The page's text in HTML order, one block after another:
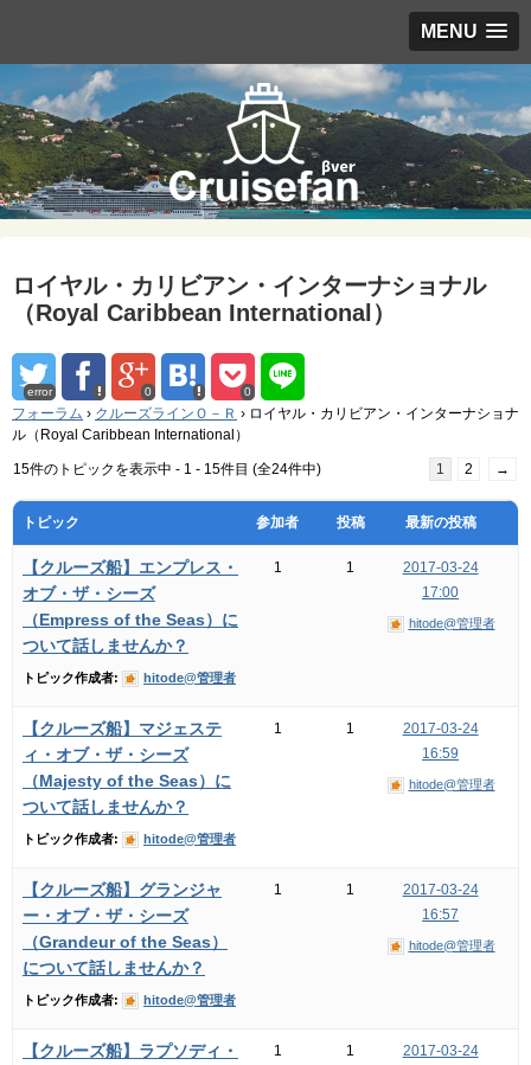
MENU
ロイヤル・カリビアン・インターナショナル
（Royal Caribbean International）
error 0 0
フォーラム › クルーズラインＯ－Ｒ › ロイヤル・カリビアン・インターナショナ
ル（Royal Caribbean International）
15件のトピックを表示中 - 1 - 15件目 (全24件中) 1 2 →
トピック 参加者 投稿 最新の投稿
【クルーズ船】エンプレス・
オブ・ザ・シーズ
（Empress of the Seas）に
ついて話しませんか？
トピック作成者: hitode@管理者
1 1
2017-03-24
17:00
hitode@管理者
【クルーズ船】マジェステ
ィ・オブ・ザ・シーズ
（Majesty of the Seas）に
ついて話しませんか？
トピック作成者: hitode@管理者
1 1
2017-03-24
16:59
hitode@管理者
【クルーズ船】グランジャ
ー・オブ・ザ・シーズ
（Grandeur of the Seas）
について話しませんか？
トピック作成者: hitode@管理者
1 1
2017-03-24
16:57
hitode@管理者
【クルーズ船】ラプソディ・
1 1
2017-03-24